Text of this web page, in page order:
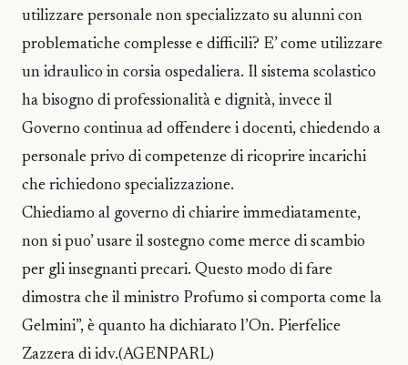
utilizzare personale non specializzato su alunni con
problematiche complesse e difficili? E’ come utilizzare
un idraulico in corsia ospedaliera. Il sistema scolastico
ha bisogno di professionalità e dignità, invece il
Governo continua ad offendere i docenti, chiedendo a
personale privo di competenze di ricoprire incarichi
che richiedono specializzazione.
Chiediamo al governo di chiarire immediatamente,
non si puo’ usare il sostegno come merce di scambio
per gli insegnanti precari. Questo modo di fare
dimostra che il ministro Profumo si comporta come la
Gelmini”, è quanto ha dichiarato l’On. Pierfelice
Zazzera di idv.(AGENPARL)